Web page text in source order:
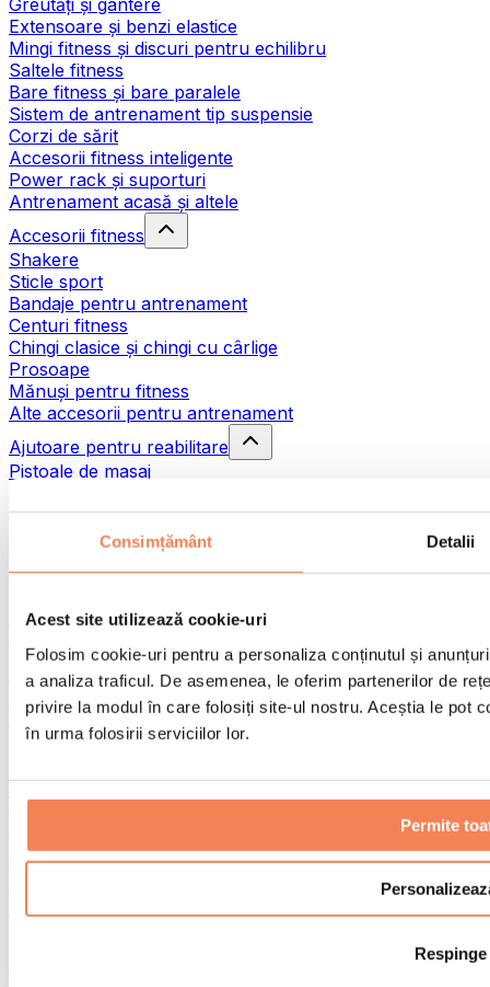
Consimțământ Detalii
Acest site utilizează cookie-uri
Folosim cookie-uri pentru a personaliza conținutul și
a analiza traficul. De asemenea, le oferim partenerilor de
privire la modul în care folosiți site-ul nostru. Aceștia le pot
în urma folosirii serviciilor lor.
Permite
Respinge
Extensoare și benzi elastice
Mingi fitness și discuri pentru echilibru
Saltele fitness
Bare fitness și bare paralele
Sistem de antrenament tip suspensie
Corzi de sărit
Accesorii fitness inteligente
Power rack și suporturi
Antrenament acasă și altele
Accesorii fitness
Shakere
Sticle sport
Bandaje pentru antrenament
Centuri fitness
Chingi clasice și chingi cu cârlige
Prosoape
Mănuși pentru fitness
Alte accesorii pentru antrenament
Ajutoare pentru reabilitare
Pistoale de masaj
Role pentru masaj
Alte ajutoare pentru reabilitare
Genți & rucsacuri
Genți pentru sala de sport
Accesorii în funcție de activitate
Alergare
Sporturi de contact
Ciclism
Terapie prin frig
Înot
Biohacking
Căni și filtre de apă